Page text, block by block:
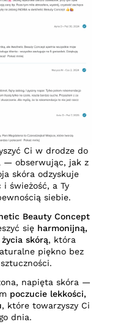
Ci w drodze do
— obserwując, jak z
skóra odzyskuje
i świeżość, a Ty
siebie.
Beauty Concept
się harmonijną,
skórą, która
piękno bez
napięta skóra —
poczucie lekkości,
, które towarzyszy Ci
dnia.